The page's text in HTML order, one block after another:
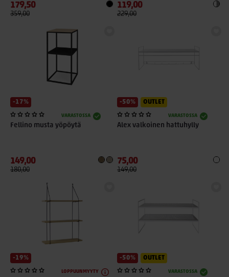
179,50
359,00
119,00
229,00
-17%
VARASTOSSA
Fellino musta yöpöytä
149,00
180,00
-50% OUTLET
VARASTOSSA
Alex valkoinen hattuhylly
75,00
149,00
-19%
LOPPUUNMYYTY
-50% OUTLET
VARASTOSSA